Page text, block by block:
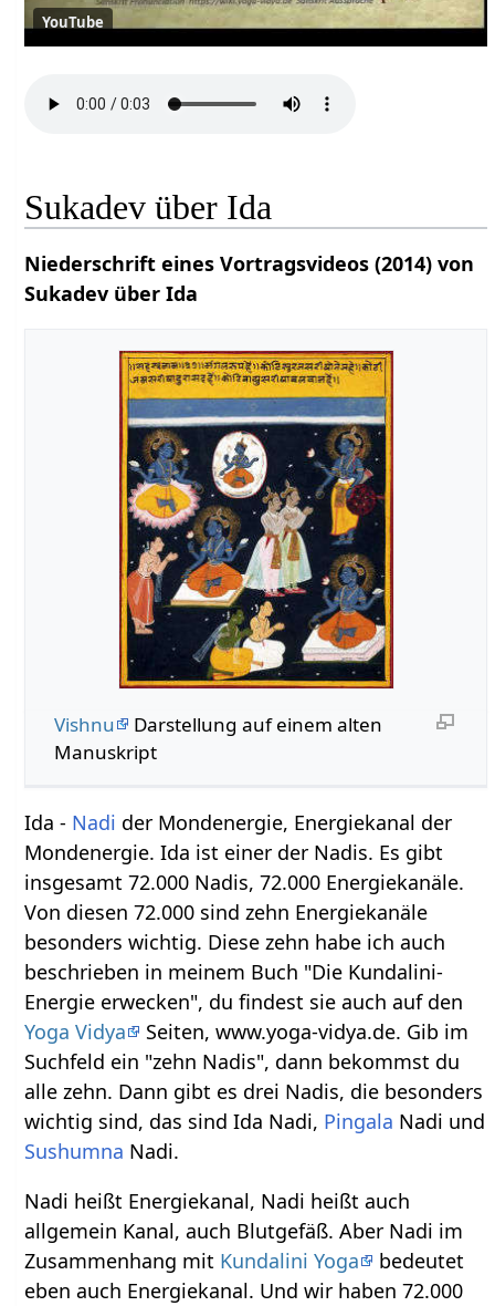
YouTube
Sukadev über Ida
Niederschrift eines Vortragsvideos (2014) von
Sukadev über Ida
Vishnu
Darstellung auf einem alten
Manuskript
Ida - Nadi der Mondenergie, Energiekanal der
Mondenergie. Ida ist einer der Nadis. Es gibt
insgesamt 72.000 Nadis, 72.000 Energiekanäle.
Von diesen 72.000 sind zehn Energiekanäle
besonders wichtig. Diese zehn habe ich auch
beschrieben in meinem Buch "Die Kundalini-
Energie erwecken", du findest sie auch auf den
Yoga Vidya
Seiten, www.yoga-vidya.de. Gib im
Suchfeld ein "zehn Nadis", dann bekommst du
alle zehn. Dann gibt es drei Nadis, die besonders
wichtig sind, das sind Ida Nadi, Pingala Nadi und
Sushumna Nadi.
Nadi heißt Energiekanal, Nadi heißt auch
allgemein Kanal, auch Blutgefäß. Aber Nadi im
Zusammenhang mit Kundalini Yoga
bedeutet
eben auch Energiekanal. Und wir haben 72.000